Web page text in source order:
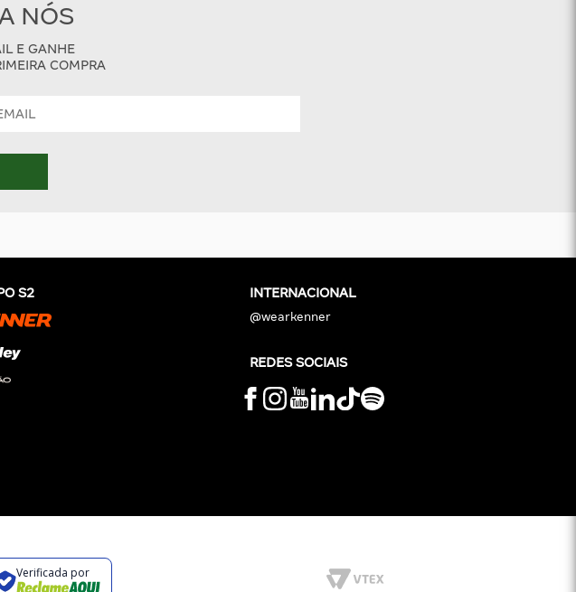
NÓS
E GANHE
COMPRA
S2 INTERNACIONAL
@wearkenner
REDES SOCIAIS
Verificada por